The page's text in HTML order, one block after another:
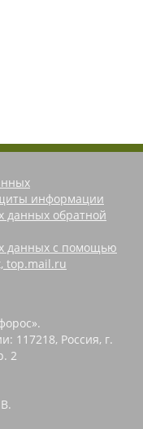
информации
данных обратной
данных с помощью
top.mail.ru
117218, Россия, г.
2